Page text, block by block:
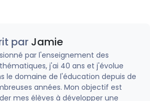
par Jamie
par l'enseignement des
j'ai 40 ans et j'évolue
le domaine de l'éducation depuis de
années. Mon objectif est
mes élèves à développer une